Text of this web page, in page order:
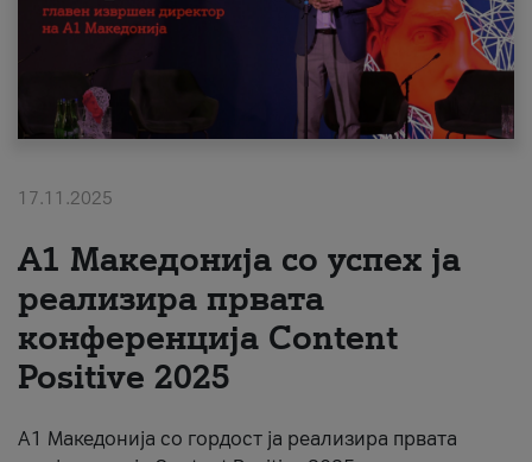
Поддршка
Надополни кредит
#ПодобарОнлајн
17.11.2025
А1 Македонија со успех ја
реализира првата
конференција Content
Positive 2025
А1 Македонија со гордост ја реализира првата